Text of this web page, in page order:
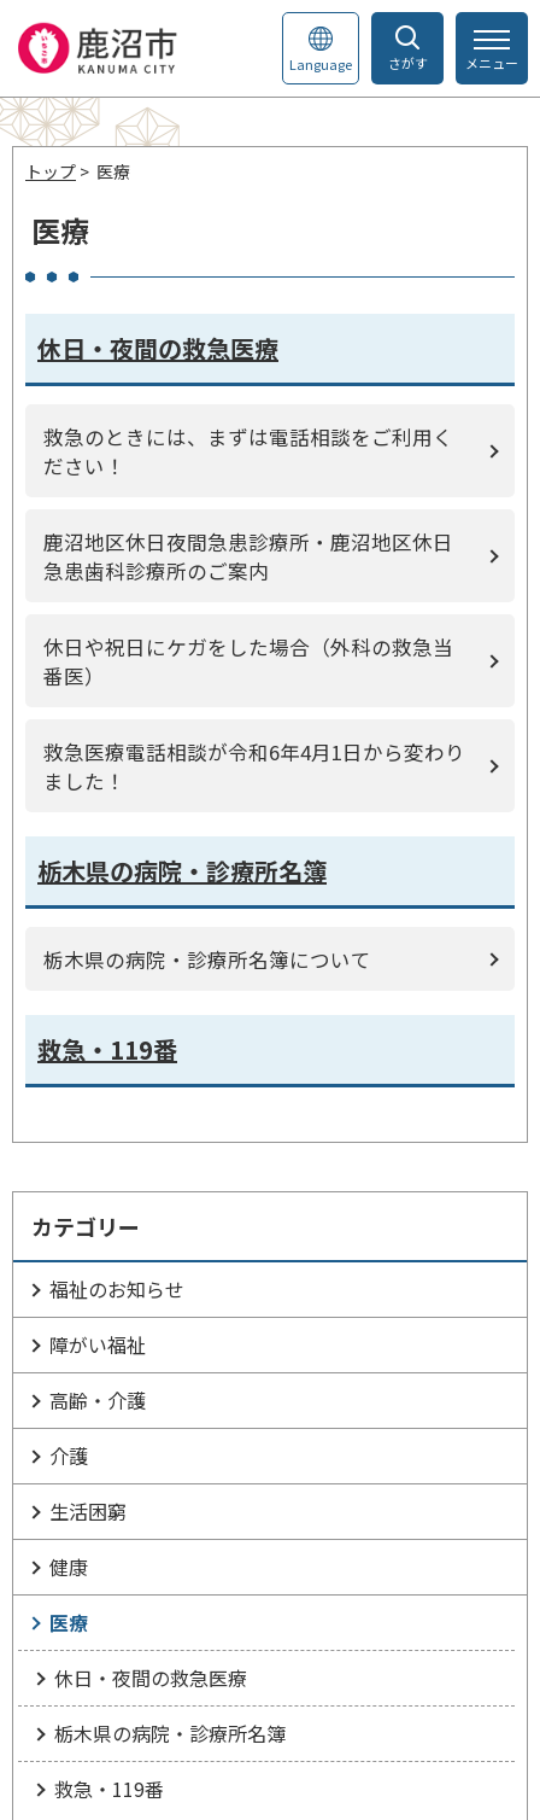
さがす
Language メニュー
トップ > 医療
医療
休日・夜間の救急医療
救急のときには、まずは電話相談をご利用く
ださい！
鹿沼地区休日夜間急患診療所・鹿沼地区休日
急患歯科診療所のご案内
休日や祝日にケガをした場合（外科の救急当
番医）
救急医療電話相談が令和6年4月1日から変わり
ました！
栃木県の病院・診療所名簿
栃木県の病院・診療所名簿について
救急・119番
カテゴリー
福祉のお知らせ
障がい福祉
高齢・介護
介護
生活困窮
健康
医療
休日・夜間の救急医療
栃木県の病院・診療所名簿
救急・119番